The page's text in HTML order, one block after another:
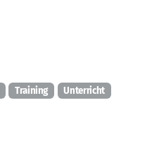
Training Unterricht